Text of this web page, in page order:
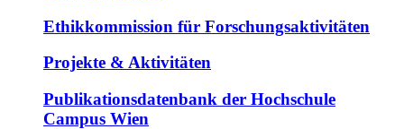
Ethikkommission für Forschungsaktivitäten
Projekte & Aktivitäten
Publikationsdatenbank der Hochschule
Campus Wien